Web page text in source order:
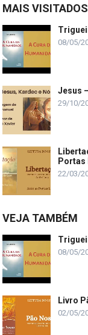
MAIS VISITADOS
08/05/
Jesus
29/10/
Portas
22/03/
VEJA TAMBÉM
08/05/
Livro
02/05/